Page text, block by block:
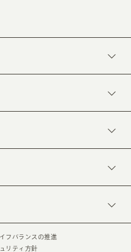
フバランスの推進
リティ方針